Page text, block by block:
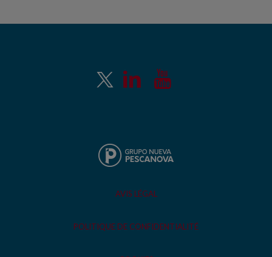
AVIS LÉGAL
POLITIQUE DE CONFIDENTIALITÉ